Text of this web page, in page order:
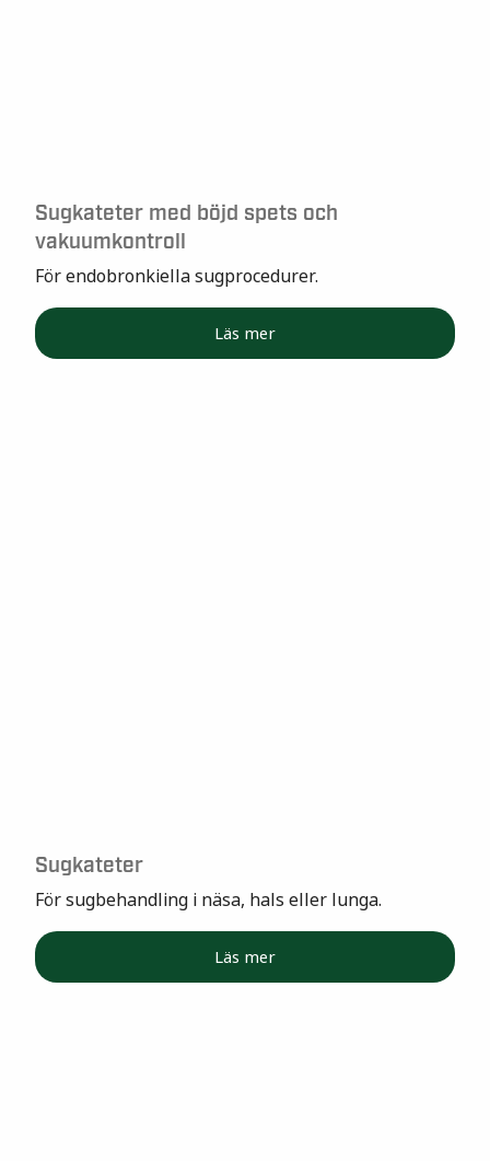
Sugkateter med böjd spets och
vakuumkontroll
För endobronkiella sugprocedurer.
Läs mer
Sugkateter
För sugbehandling i näsa, hals eller lunga.
Läs mer